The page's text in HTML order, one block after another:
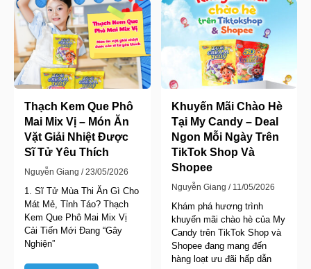
Thạch Kem Que Phô
Mai Mix Vị – Món Ăn
Vặt Giải Nhiệt Được
Sĩ Tử Yêu Thích
Nguyễn Giang 23/05/2026
1. Sĩ Tử Mùa Thi Ăn Gì Cho
Mát Mẻ, Tỉnh Táo? Thạch
Kem Que Phô Mai Mix Vị
Cải Tiến Mới Đang “Gây
Nghiện”
Khuyến Mãi Chào Hè
Tại My Candy – Deal
Ngon Mỗi Ngày Trên
TikTok Shop Và
Shopee
Nguyễn Giang 11/05/2026
Khám phá hương trình
khuyến mãi chào hè của My
Candy trên TikTok Shop và
Shopee đang mang đến
hàng loạt ưu đãi hấp dẫn